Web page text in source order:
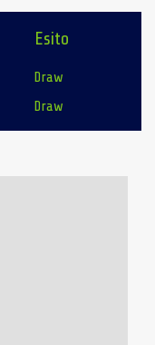
Esito
Draw
Draw